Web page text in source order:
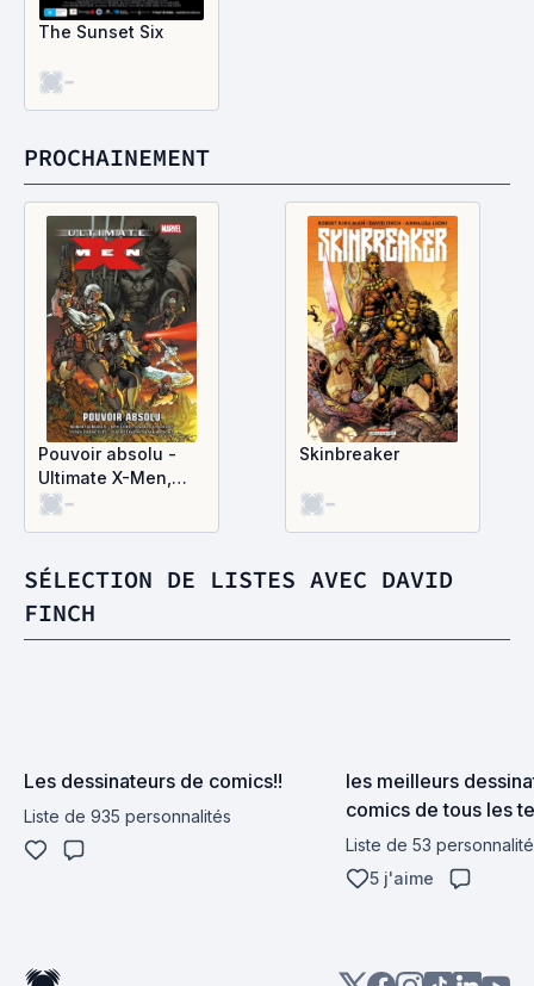
The Sunset Six
-
PROCHAINEMENT
Pouvoir absolu -
Ultimate X-Men,
tome 3
-
Skinbreaker
-
SÉLECTION DE LISTES AVEC DAVID
FINCH
Les dessinateurs de comics!!
Liste de 935 personnalités
les meilleurs
comics de tous les
Liste de 53
5 j'aime